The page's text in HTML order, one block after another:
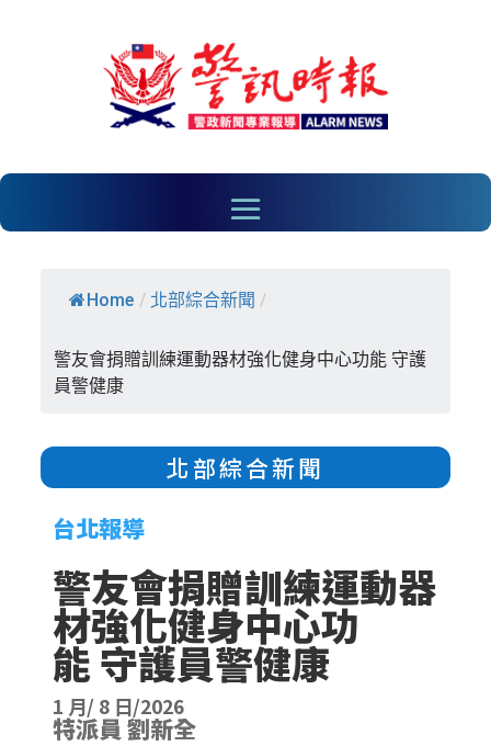
Home / 北部綜合新聞 /
警友會捐贈訓練運動器材強化健身中心功能 守護
員警健康
北部綜合新聞
台北報導
警友會捐贈訓練運動器
材強化健身中心功
能 守護員警健康
1 月/ 8 日/2026
特派員 劉新全